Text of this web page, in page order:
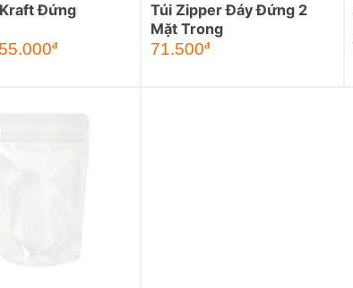
Đứng
đ
Túi Zipper Đáy Đứng 2
Mặt Trong
Giá
gốc
71.500đGiá